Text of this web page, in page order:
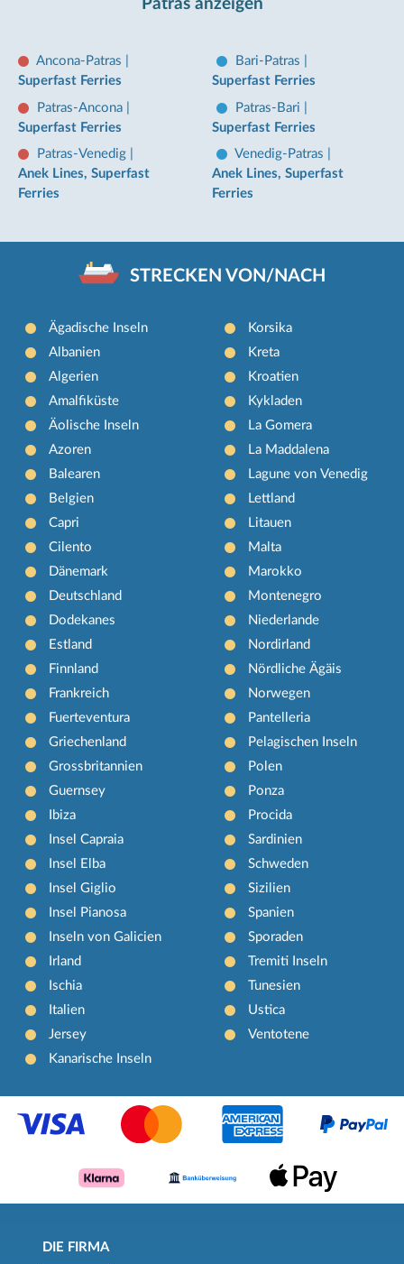
Patras anzeigen
Ancona-Patras
Superfast Ferries
Bari-Patras
Superfast Ferries
Patras-Ancona
Superfast Ferries
Patras-Bari
Superfast Ferries
Patras-Venedig
Anek Lines, Superfast
Ferries
Venedig-Patras
Anek Lines, Superfast
Ferries
STRECKEN VON/NACH
Ägadische Inseln
Albanien
Algerien
Amalfiküste
Äolische Inseln
Azoren
Balearen
Belgien
Capri
Cilento
Dänemark
Deutschland
Dodekanes
Estland
Finnland
Frankreich
Fuerteventura
Griechenland
Grossbritannien
Guernsey
Ibiza
Insel Capraia
Insel Elba
Insel Giglio
Insel Pianosa
Inseln von Galicien
Irland
Ischia
Italien
Jersey
Kanarische Inseln
Korsika
Kreta
Kroatien
Kykladen
La Gomera
La Maddalena
Lagune von Venedig
Lettland
Litauen
Malta
Marokko
Montenegro
Niederlande
Nordirland
Nördliche Ägäis
Norwegen
Pantelleria
Pelagischen Inseln
Polen
Ponza
Procida
Sardinien
Schweden
Sizilien
Spanien
Sporaden
Tremiti Inseln
Tunesien
Ustica
Ventotene
DIE FIRMA